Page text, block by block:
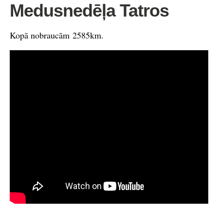
Medusnedēļa Tatros
Kopā nobraucām 2585km.